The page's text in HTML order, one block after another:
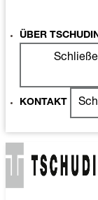
ÜBER
KONTAKT